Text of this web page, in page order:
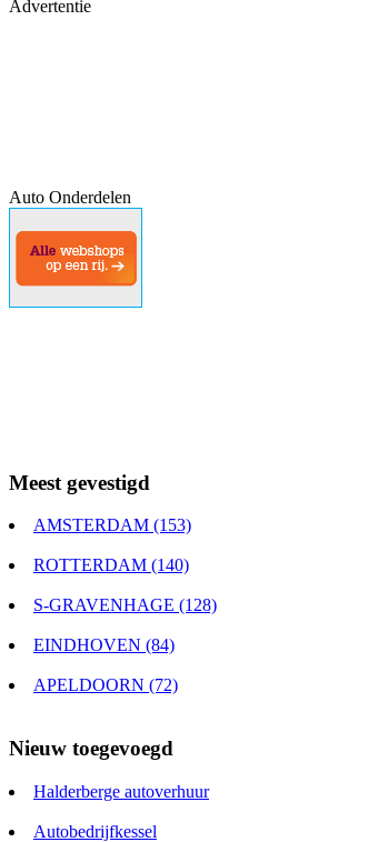
Advertentie
Auto Onderdelen
Meest gevestigd
AMSTERDAM (153)
ROTTERDAM (140)
S-GRAVENHAGE (128)
EINDHOVEN (84)
APELDOORN (72)
Nieuw toegevoegd
Halderberge autoverhuur
Autobedrijfkessel